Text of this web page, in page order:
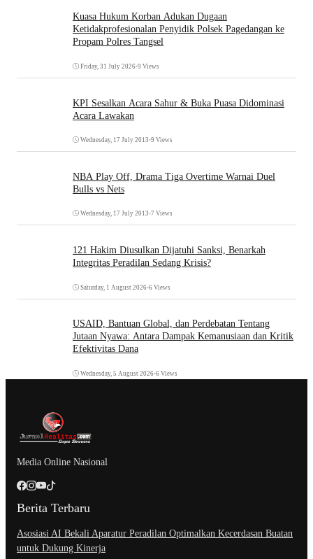
Kuasa Hukum Korban Adukan Dugaan
Ketidakprofesionalan Penyidik Polsek Pagedangan ke
Propam Polres Tangsel
Friday, 31 July 2026•9 Views
KPI Sesalkan Acara Sahur & Buka Puasa Didominasi
Acara Lawakan
Wednesday, 17 July 2013 •9 Views
NBA Play Off, Drama Tiga Overtime Warnai Duel
Bulls vs Nets
Wednesday, 17 July 2013 •7 Views
121 Hakim Diusulkan Dijatuhi Sanksi, Benarkah
Integritas Peradilan Sedang Krisis?
Saturday, 1 August 2026•6 Views
USAID, Bantuan Global, dan Perdebatan Tentang
Jutaan Nyawa: Antara Dampak Kemanusiaan dan Kritik
Efektivitas Dana
Wednesday, 5 August 2026•6 Views
Media Online Nasional
Berita Terbaru
Asosiasi AI Bekali Aparatur Peradilan Optimalkan Kecerdasan Buatan
untuk Dukung Kinerja